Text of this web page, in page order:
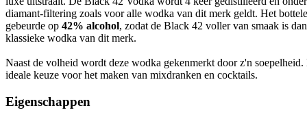
diamant-filtering zoals voor alle wodka van dit merk geldt. Het
gebeurde op 42% alcohol, zodat de Black 42 voller van smaak is
klassieke wodka van dit merk.
Naast de volheid wordt deze wodka gekenmerkt door z'n
ideale keuze voor het maken van mixdranken en cocktails.
Eigenschappen